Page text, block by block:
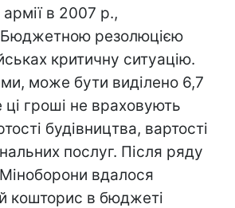
в 2007 р.,
резолюцією
критичну ситуацію.
може бути виділено 6,7
гроші не враховують
будівництва, вартості
послуг. Після ряду
вдалося
кошторис в бюджеті